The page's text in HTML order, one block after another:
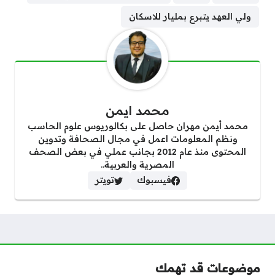
ولي العهد يتبرع بمليار للاسكان
محمد ايمن
محمد أيمن مهران حاصل على بكالوريوس علوم الحاسب
ونظم المعلومات اعمل في مجال الصحافة وتدوين
المحتوى منذ عام 2012 بجانب عملي في بعض الصحف
المصرية والعربية..
فيسبوك
تويتر
موضوعات قد تهمك